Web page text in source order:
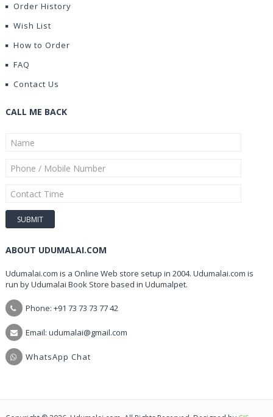
Order History
Wish List
How to Order
FAQ
Contact Us
CALL ME BACK
ABOUT UDUMALAI.COM
Udumalai.com is a Online Web store setup in 2004. Udumalai.com is
run by Udumalai Book Store based in Udumalpet.
Phone: +91 73 73 73 77 42
Email: udumalai@gmail.com
WhatsApp Chat